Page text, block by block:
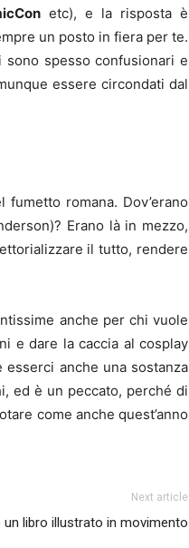
etc), e la risposta è
un posto in fiera per te.
spesso confusionari e
essere circondati dal
romana. Dov’erano
Erano là in mezzo,
il tutto, rendere
anche per chi vuole
e dare la caccia al cosplay
anche una sostanza
ed è un peccato, perché di
come anche quest’anno
Next article
libro illustrato in movimento